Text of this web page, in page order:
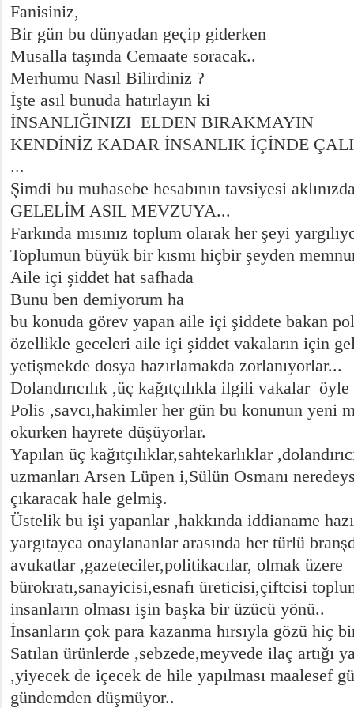
Fanisiniz,
Bir gün bu dünyadan geçip giderken
Musalla taşında Cemaate soracak..
Merhumu Nasıl Bilirdiniz ?
İşte asıl bunuda hatırlayın ki
İNSANLIĞINIZI ELDEN BIRAKMAYIN
KENDİNİZ KADAR İNSANLIK İÇİNDE
...
Şimdi bu muhasebe hesabının tavsiyesi
GELELİM ASIL MEVZUYA...
Farkında mısınız toplum olarak her şeyi
Toplumun büyük bir kısmı hiçbir şeyden
Aile içi şiddet hat safhada
Bunu ben demiyorum ha
bu konuda görev yapan aile içi şiddete bakan
özellikle geceleri aile içi şiddet vakaların için
yetişmekde dosya hazırlamakda zorlanıyorlar...
Dolandırıcılık ,üç kağıtçılıkla ilgili vakalar
Polis ,savcı,hakimler her gün bu konunun yeni
okurken hayrete düşüyorlar.
Yapılan üç kağıtçılıklar,sahtekarlıklar
uzmanları Arsen Lüpen i,Sülün Osmanı
çıkaracak hale gelmiş.
Üstelik bu işi yapanlar ,hakkında iddianame
yargıtayca onaylananlar arasında her türlü
avukatlar ,gazeteciler,politikacılar, olmak üzere
bürokratı,sanayicisi,esnafı üreticisi,çiftcisi
insanların olması işin başka bir üzücü yönü..
İnsanların çok para kazanma hırsıyla gözü hiç
Satılan ürünlerde ,sebzede,meyvede ilaç artığı
,yiyecek de içecek de hile yapılması maalesef
gündemden düşmüyor..